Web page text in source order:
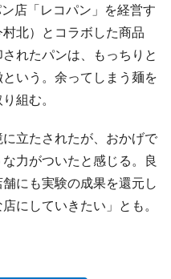
店「レコパン」を経営す
北）とコラボした商品
れたパンは、もっちりと
いう。余ってしまう麺を
組む。
立たされたが、おかげで
力がついたと感じる。良
にも実験の成果を還元し
にしていきたい」とも。